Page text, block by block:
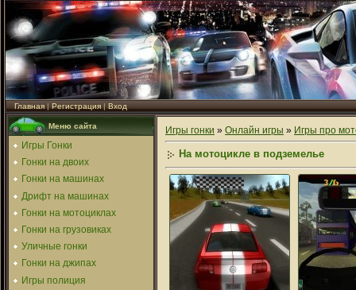
Главная | Регистрация | Вход
Меню сайта
Игры Гонки
Гонки на двоих
Гонки на машинах
Дрифт на машинах
Гонки на мотоциклах
Гонки на грузовиках
Уличные гонки
Гонки на джипах
Игры полиция
Игры гонки » Онлайн игры » Игры про
На мотоцикле в подземелье